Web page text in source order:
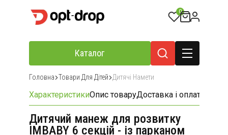
0
Каталог
Головна Товари Для Дітей Дитячі Намети
ХарактеристикиОпис товаруДоставка і оплата
Дитячий манеж для розвитку
IMBABY 6 секцій - із парканом